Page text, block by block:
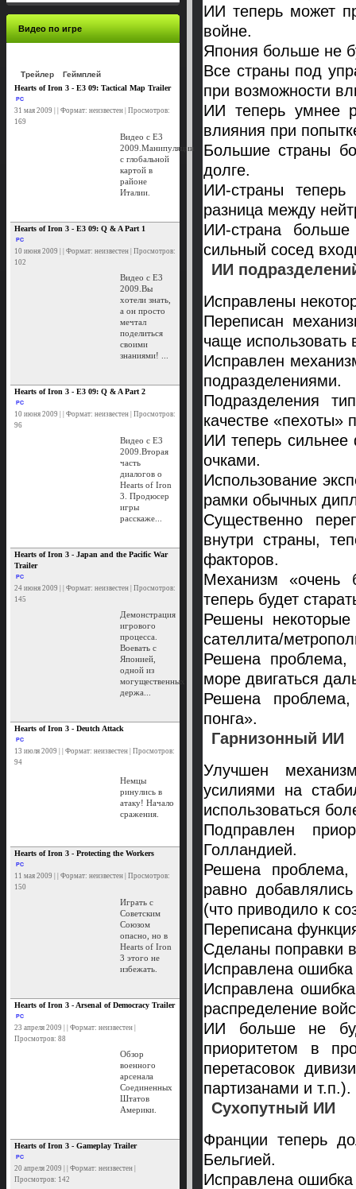
Видео по игре
Трейлер
Геймплей
Hearts of Iron 3 - E3 09: Tactical Map Trailer
PC
31 мая 2009 | | Формат: неизвестен | Просмотров:
169
Видео с E3
2009.Манипуляции
с глобальной
картой в
районе
Италии.
Hearts of Iron 3 - E3 09: Q & A Part 1
PC
10 июня 2009 | | Формат: неизвестен | Просмотров:
102
Видео с E3
2009.Вы
хотели знать,
а он просто
мечтал
поделиться
своими
знаниями! ...
Hearts of Iron 3 - E3 09: Q & A Part 2
PC
10 июня 2009 | | Формат: неизвестен | Просмотров:
96
Видео с E3
2009.Вторая
часть
диалогов о
Hearts of Iron
3. Продюсер
игры
расскаже...
Hearts of Iron 3 - Japan and the Pacific War
Trailer
PC
24 июня 2009 | | Формат: неизвестен | Просмотров:
145
Демонстрация
игрового
процесса.
Воевать с
Японией,
одной из
могущественных
держа...
Hearts of Iron 3 - Deutch Attack
PC
13 июля 2009 | | Формат: неизвестен | Просмотров:
94
Немцы
ринулись в
атаку! Начало
сражения.
Hearts of Iron 3 - Protecting the Workers
PC
11 мая 2009 | | Формат: неизвестен | Просмотров:
150
Играть с
Советским
Союзом
опасно, но в
Hearts of Iron
3 этого не
избежать.
Hearts of Iron 3 - Arsenal of Democracy Trailer
PC
23 апреля 2009 | | Формат: неизвестен |
Просмотров: 88
Обзор
военного
арсенала
Соединенных
Штатов
Америки.
Hearts of Iron 3 - Gameplay Trailer
PC
20 апреля 2009 | | Формат: неизвестен |
Просмотров: 142
ИИ теперь может
войне.
Япония больше не
Все страны под
при возможности
ИИ теперь умнее
влияния при
Большие страны
долге.
ИИ-страны
разница между
ИИ-страна
сильный сосед
ИИ
Исправлены
Переписан
чаще использовать
Исправлен
подразделениями.
Подразделения
качестве «пехоты»
ИИ теперь сильнее
очками.
Использование
рамки обычных
Существенно
внутри страны,
факторов.
Механизм «очень
теперь будет
Решены
сателлита/
Решена проблема,
море двигаться
Решена
понга».
Гарнизонный ИИ
Улучшен
усилиями на
использоваться
Подправлен
Голландией.
Решена проблема,
равно
(что приводило к
Переписана
Сделаны поправки
Исправлена
Исправлена
распределение
ИИ больше не
приоритетом в
перетасовок
партизанами и т.п.).
Сухопутный ИИ
Франции теперь
Бельгией.
Исправлена